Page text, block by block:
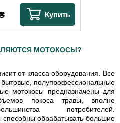
Купить
МОТОКОСЫ?
от класса оборудования. Все
полупрофессиональные
мотокосы предназначены для
покоса травы, вполне
потребителей.
обрабатывать большие